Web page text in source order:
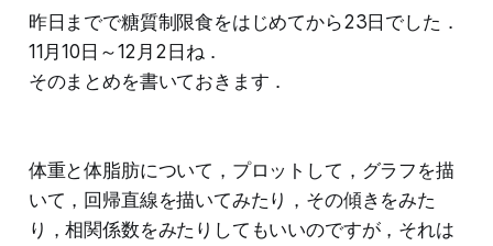
昨日までで糖質制限食をはじめてから23日でした．
11月10日～12月2日ね．
そのまとめを書いておきます．
体重と体脂肪について，プロットして，グラフを描
いて，回帰直線を描いてみたり，その傾きをみた
り，相関係数をみたりしてもいいのですが，それは